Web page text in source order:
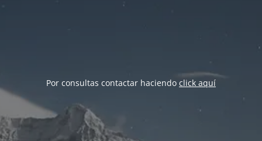
Por consultas contactar haciendo click aquí